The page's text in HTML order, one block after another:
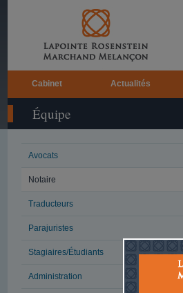
Cabinet Actualités
Équipe
Avocats
Notaire
Traducteurs
Parajuristes
Stagiaires/Étudiants
Administration